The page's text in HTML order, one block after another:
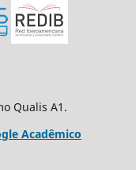
Qualis A1.
Acadêmico